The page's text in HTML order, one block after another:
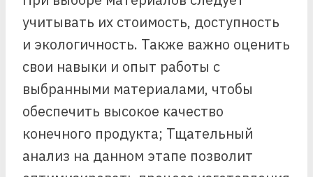
учитывать их стоимость, доступность
и экологичность. Также важно оценить
свои навыки и опыт работы с
выбранными материалами, чтобы
обеспечить высокое качество
конечного продукта; Тщательный
анализ на данном этапе позволит